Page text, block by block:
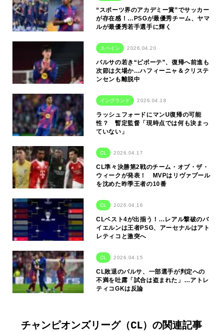
“スポーツ界のアカデミー賞”でサッカー
が存在感！…PSGが最優秀チーム、ヤマ
ルが最優秀若手選手に輝く
スペイン 2026.04.20
バルサの若き“ピボーテ”、復帰へ前進も
次節は欠場か…ハフィーニャ＆クリステ
ンセンも離脱中
イングランド 2026.04.18
ラッシュフォードにマンU復帰の可能
性？ 暫定監督「現時点では何も決まっ
ていない」
CL 2026.04.17
CL準々決勝第2戦のチーム・オブ・ザ・
ウィークが発表！ MVPはリヴァプール
を沈めた昨季王者の10番
CL 2026.04.16
CLベスト4が出揃う！…レアル撃破のバ
イエルンは王者PSG、アーセナルはアト
レティコと激突へ
CL 2026.04.15
CL敗退のバルサ、一部選手が判定への
不満を吐露「試合は盗まれた」…アトレ
ティコGKは反論
チャンピオンズリーグ（CL）の関連記事